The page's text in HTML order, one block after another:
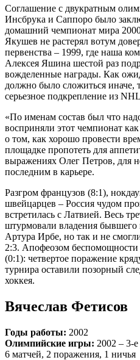
Соглашение с двукратным
Инсбрука и Саппоро было
домашний чемпионат мира
Якушев не растерял вотум
первенства – 1999, где наша
Алексея Яшина шестой раз
вожделенные награды. Как
должно было сложиться иначе,
серьезное подкрепление из
«По именам состав был что
восприняли этот чемпионат
о том, как хорошо провести
площадке пропотеть для
выражениях Олег Петров, для
последним в карьере.
Разгром французов (8:1),
швейцарцев – Россия чудом
встретилась с Латвией. Весь
штурмовали владения
Артура Ирбе, но так и не
2:3. Апофеозом беспомощности
(0:1): четвертое поражение
турнира оставили позорный
хоккея.
Вячеслав Фетисов
Годы работы: 2002
Олимпийские игры: 2002 – 3-
6 матчей, 2 поражения, 1 ничья